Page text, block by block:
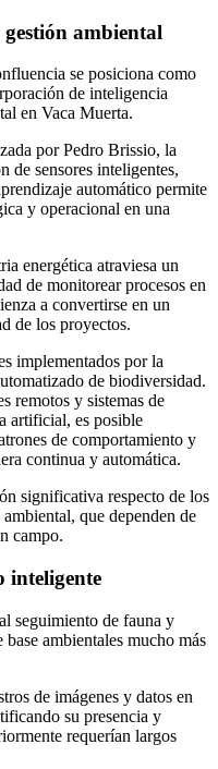
ambiental
se posiciona como
de inteligencia
en Vaca Muerta.
por Pedro Brissio, la
de sensores inteligentes,
automático permite
y operacional en una
energética atraviesa un
de monitorear procesos en
a convertirse en un
de los proyectos.
implementados por la
de biodiversidad.
remotos y sistemas de
artificial, es posible
de comportamiento y
continua y automática.
significativa respecto de los
que dependen de
campo.
inteligente
seguimiento de fauna y
ambientales mucho más
de imágenes y datos en
su presencia y
requerían largos